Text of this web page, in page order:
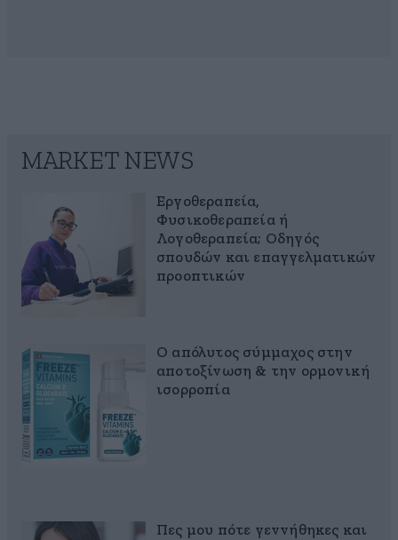
MARKET NEWS
Εργοθεραπεία,
Φυσικοθεραπεία ή
Λογοθεραπεία; Οδηγός
σπουδών και επαγγελματικών
προοπτικών
Ο απόλυτος σύμμαχος στην
αποτοξίνωση & την ορμονική
ισορροπία
Πες μου πότε γεννήθηκες και